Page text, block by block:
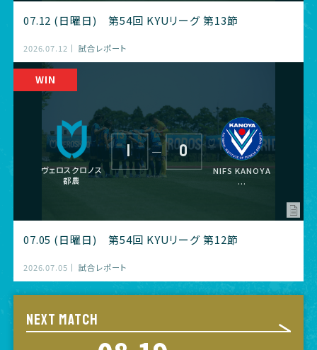
07.12 (日曜日) 第54回 KYUリーグ 第13節
2026.07.12 試合レポート
ヴェロスクロノス
都農
1 ― 0
NIFS KANOYA
...
07.05 (日曜日) 第54回 KYUリーグ 第12節
2026.07.05 試合レポート
NEXT MATCH